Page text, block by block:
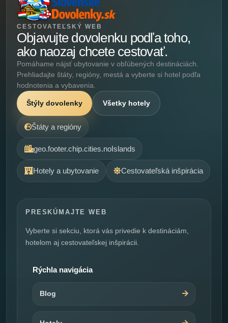
CESTOVATEĽSKÝ WEB
Objavujte dovolenku podľa toho,
ako naozaj chcete cestovať.
Pomáhame nájsť ubytovanie v obľúbených destináciách.
Prehliadajte štáty, regióny, mestá a vyberte si hotel podľa
hodnotenia a vybavenia.
Štýly dovolenky Všetky hotely
Štáty a regióny
geo.footer.chip.cities.noIslands
Hotely a ubytovanie Cestovateľská inšpirácia
PRESKÚMAJTE WEB
Vyberte si sekciu, ktorá vás privedie k destináciám,
hotelom aj cestovateľskej inšpirácii.
Rýchla navigácia
Blog